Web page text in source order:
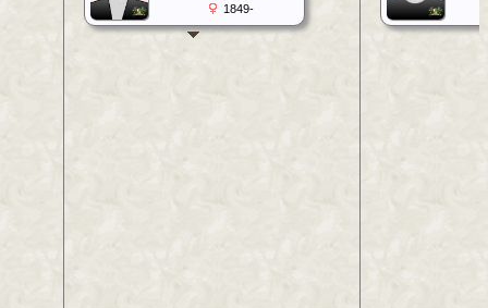
1849-